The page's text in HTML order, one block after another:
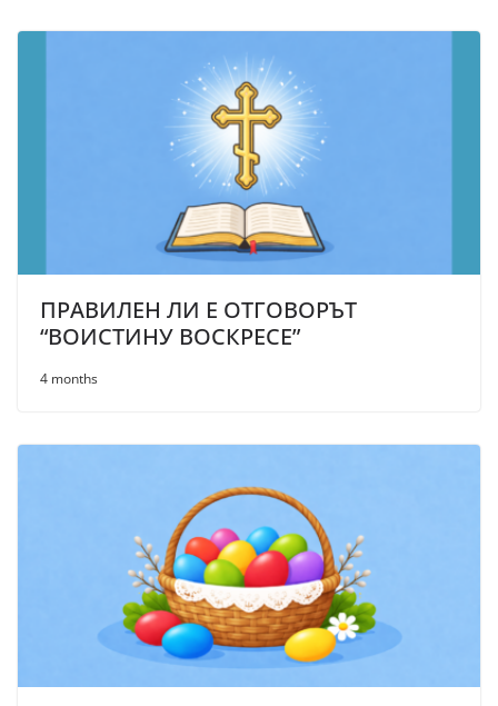
ПРАВИЛЕН ЛИ Е ОТГОВОРЪТ
“ВОИСТИНУ ВОСКРЕСЕ”
4 months